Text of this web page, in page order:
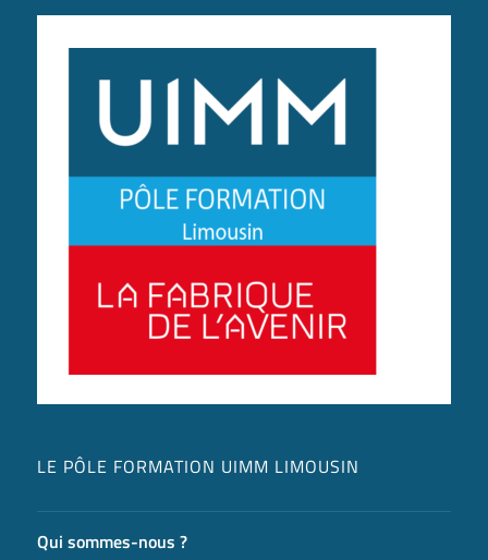
LE PÔLE FORMATION UIMM LIMOUSIN
Qui sommes-nous ?